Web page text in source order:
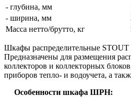
- глубина, мм
- ширина, мм
Масса нетто/брутто, кг
Шкафы распределительные STOUT
Предназначены для размещения
коллекторов и коллекторных
приборов тепло- и водоучета, а
Особенности шкафа ШРН: